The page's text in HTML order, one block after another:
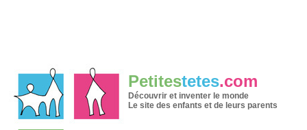
Petitestetes.com
Découvrir et inventer le monde
Le site des enfants et de leurs parents